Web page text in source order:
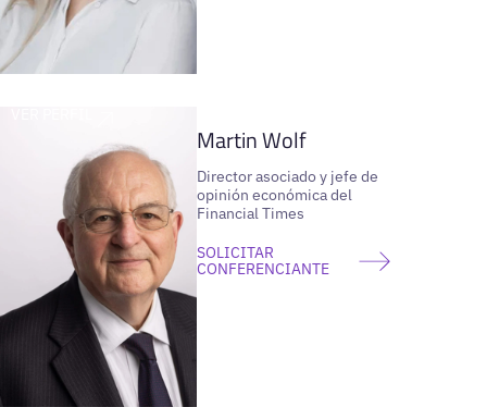
Martin Wolf
Director asociado y jefe de
opinión económica del
Financial Times
SOLICITAR
CONFERENCIANTE